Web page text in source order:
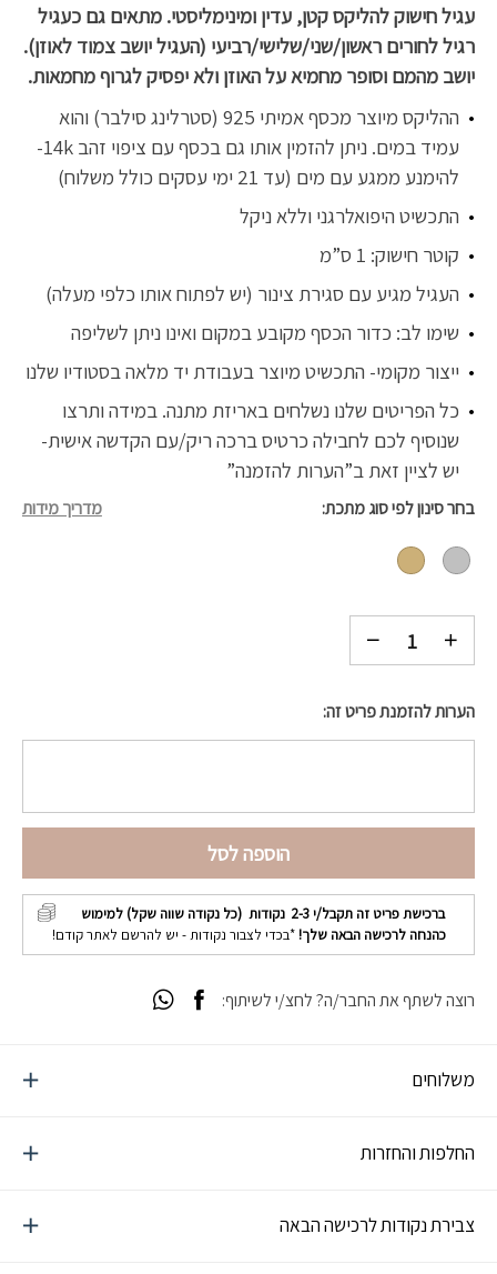
עגיל חישוק להליקס קטן, עדין ומינימליסטי. מתאים גם כעגיל
רגיל לחורים ראשון/שני/שלישי/רביעי (העגיל יושב צמוד לאוזן).
יושב מהמם וסופר מחמיא על האוזן ולא יפסיק לגרוף מחמאות.
ההליקס מיוצר מכסף אמיתי 925 (סטרלינג סילבר) והוא
עמיד במים. ניתן להזמין אותו גם בכסף עם ציפוי זהב 14k-
להימנע ממגע עם מים (עד 21 ימי עסקים כולל משלוח)
התכשיט היפואלרגני וללא ניקל
קוטר חישוק: 1 ס”מ
העגיל מגיע עם סגירת צינור (יש לפתוח אותו כלפי מעלה)
שימו לב: כדור הכסף מקובע במקום ואינו ניתן לשליפה
ייצור מקומי- התכשיט מיוצר בעבודת יד מלאה בסטודיו שלנו
כל הפריטים שלנו נשלחים באריזת מתנה. במידה ותרצו
שנוסיף לכם לחבילה כרטיס ברכה ריק/עם הקדשה אישית-
יש לציין זאת ב”הערות להזמנה”
בחר סינון לפי סוג מתכת מדריך מידות
הערות להזמנת פריט זה:
הוספה לסל
ברכישת פריט זה תקבל/י 2-3 נקודות (כל נקודה שווה שקל) למימוש
כהנחה לרכישה הבאה שלך! *בכדי לצבור נקודות - יש להרשם לאתר קודם!
משלוחים
החלפות והחזרות
צבירת נקודות לרכישה הבאה
רוצה לשתף את החבר/ה? לחצ/י לשיתוף: